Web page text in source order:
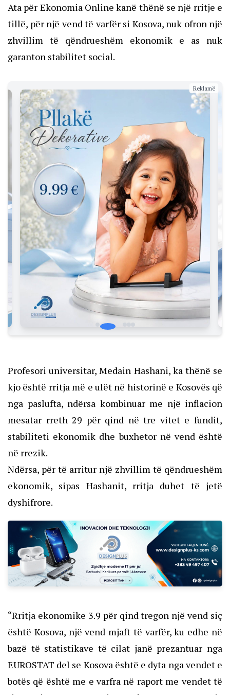
Ata për Ekonomia Online kanë thënë se një rritje e
tillë, për një vend të varfër si Kosova, nuk ofron një
zhvillim të qëndrueshëm ekonomik e as nuk
garanton stabilitet social.
Reklamë
Profesori universitar, Medain Hashani, ka thënë se
kjo është rritja më e ulët në historinë e Kosovës që
nga paslufta, ndërsa kombinuar me një inflacion
mesatar rreth 29 për qind në tre vitet e fundit,
stabiliteti ekonomik dhe buxhetor në vend është
në rrezik.
Ndërsa, për të arritur një zhvillim të qëndrueshëm
ekonomik, sipas Hashanit, rritja duhet të jetë
dyshifrore.
“Rritja ekonomike 3.9 për qind tregon një vend siç
është Kosova, një vend mjaft të varfër, ku edhe në
bazë të statistikave të cilat janë prezantuar nga
EUROSTAT del se Kosova është e dyta nga vendet e
botës që është me e varfra në raport me vendet të